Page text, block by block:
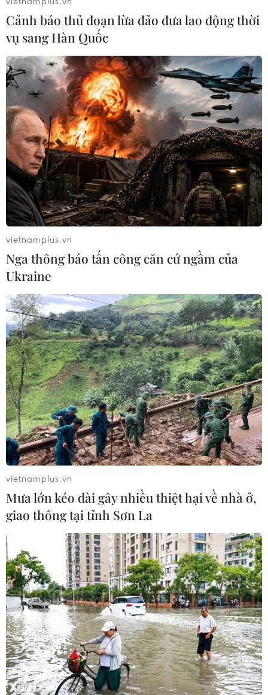
TIN CÙNG CHUYÊN MỤC
Cảnh báo thủ đoạn lừa đảo đưa lao động thời
vụ sang Hàn Quốc
vietnamplus.vn
Nga thông báo tấn công căn cứ ngầm của
Ukraine
vietnamplus.vn
Mưa lớn kéo dài gây nhiều thiệt hại về nhà ở,
giao thông tại tỉnh Sơn La